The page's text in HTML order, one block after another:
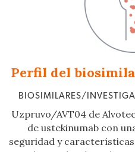
Perfil del
BIOSIMILARES/
Uzpruvo/AVT04 de
de ustekinumab con
seguridad y